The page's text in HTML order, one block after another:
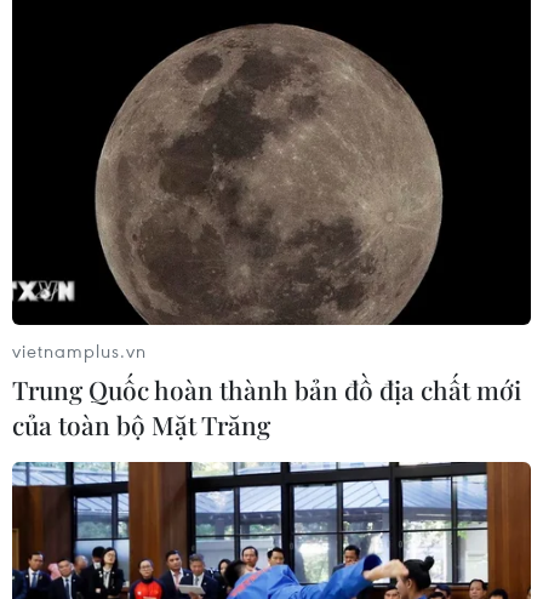
vietnamplus.vn
Trung Quốc hoàn thành bản đồ địa chất mới
của toàn bộ Mặt Trăng